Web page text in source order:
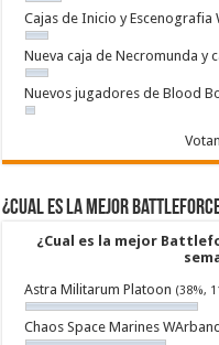
Cajas de Inicio y Escenografia
Nueva caja de Necromunda y
Nuevos jugadores de Blood
¿Cual es la mejor
¿Cual es la mejor
Astra Militarum Platoon (38%,
Chaos Space Marines WArband